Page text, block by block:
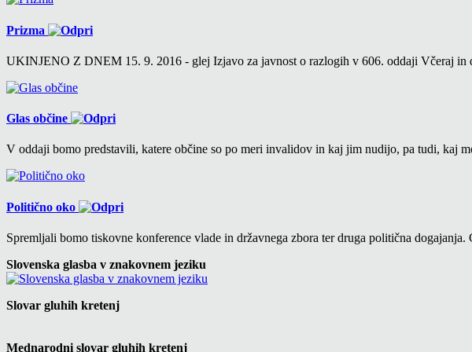
Prizma
UKINJENO Z DNEM 15. 9. 2016 - glej Izjavo za javnost o razlogih v 606. oddaji Včeraj in
Glas občine
V oddaji bomo predstavili, katere občine so po meri invalidov in kaj jim nudijo, pa tudi, kaj
Politično oko
Spremljali bomo tiskovne konference vlade in državnega zbora ter druga politična
Slovenska glasba v znakovnem jeziku
Slovar gluhih kretenj
Mednarodni slovar gluhih kretenj